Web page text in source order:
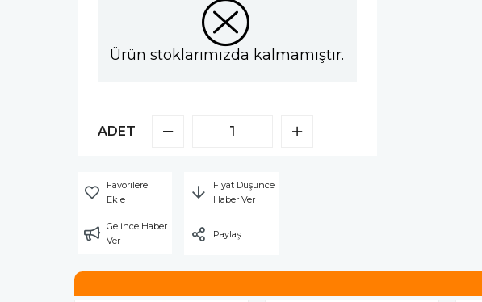
Ürün stoklarımızda kalmamıştır.
ADET
Favorilere
Ekle
Fiyat Düşünce
Haber Ver
Gelince Haber
Ver
Paylaş